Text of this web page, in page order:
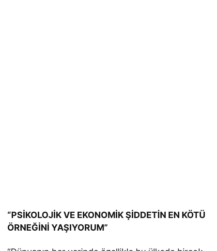
“PSİKOLOJİK VE EKONOMİK ŞİDDETİN EN KÖTÜ
ÖRNEĞİNİ YAŞIYORUM”